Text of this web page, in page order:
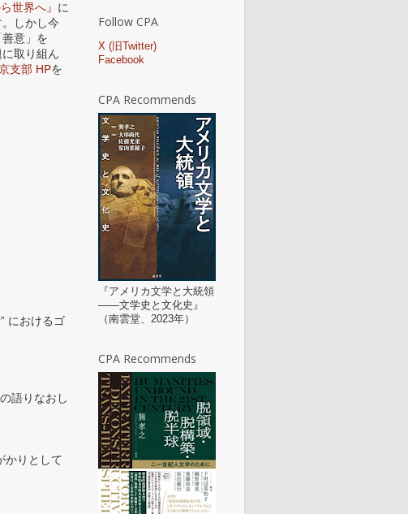
世界へ』 に
しかし今
意」を
取り組ん
支部 HPを
におけるゴ
語りなおし
かりとして
Follow CPA
X (旧Twitter)
Facebook
CPA Recommends
『アメリカ文学と大統領
——文学史と文化史』
（南雲堂、2023年）
CPA Recommends